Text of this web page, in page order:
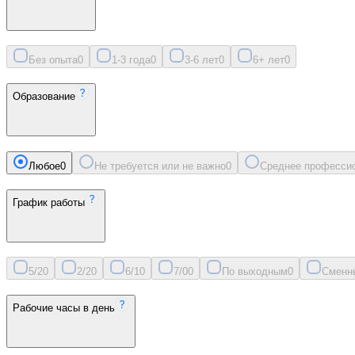
Без опыта0 1-3 года0 3-6 лет0 6+ лет0
Образование
Любое0 Не требуется или не важно0 Среднее
График работы
5/20 2/20 6/10 7/00 По выходным0
Рабочие часы в день